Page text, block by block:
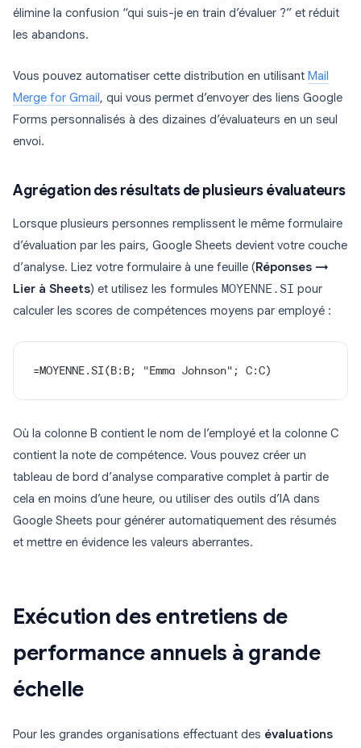
élimine la confusion “qui suis-je en train d’évaluer ?” et réduit
les abandons.
Vous pouvez automatiser cette distribution en utilisant Mail
Merge for Gmail , qui vous permet d’envoyer des liens Google
Forms personnalisés à des dizaines d’évaluateurs en un seul
envoi.
Agrégation des résultats de plusieurs évaluateurs
Lorsque plusieurs personnes remplissent le même formulaire
d’évaluation par les pairs, Google Sheets devient votre couche
d’analyse. Liez votre formulaire à une feuille (Réponses →
Lier à Sheets) et utilisez les formules MOYENNE.SI pour
calculer les scores de compétences moyens par employé :
=MOYENNE.SI(B:B; "Emma Johnson"; C:C)
Où la colonne B contient le nom de l’employé et la colonne C
contient la note de compétence. Vous pouvez créer un
tableau de bord d’analyse comparative complet à partir de
cela en moins d’une heure, ou utiliser des outils d’IA dans
Google Sheets pour générer automatiquement des résumés
et mettre en évidence les valeurs aberrantes.
Exécution des entretiens de
performance annuels à grande
échelle
Pour les grandes organisations effectuant des évaluations